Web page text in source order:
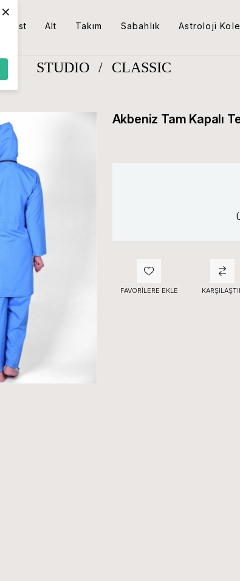
×
Üst Alt Takım Sabahlık Astroloji
STUDIO / CLASSIC
Akbeniz Tam Kapalı
FAVORILERE EKLE